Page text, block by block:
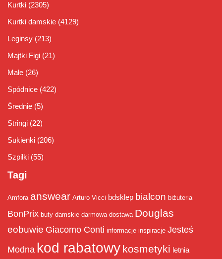
Kurtki (2305)
Kurtki damskie (4129)
Leginsy (213)
Majtki Figi (21)
Małe (26)
Spódnice (422)
Średnie (5)
Stringi (22)
Sukienki (206)
Szpilki (55)
Tagi
Amfora answear Arturo Vicci bdsklep bialcon biżuteria
BonPrix buty damskie darmowa dostawa Douglas
eobuwie Giacomo Conti informacje inspiracje Jesteś
Modna kod rabatowy kosmetyki letnia